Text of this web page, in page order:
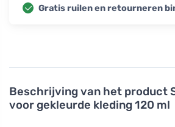
Beschrijving van het product
voor gekleurde kleding 120 ml
Gratis ruilen en retourneren